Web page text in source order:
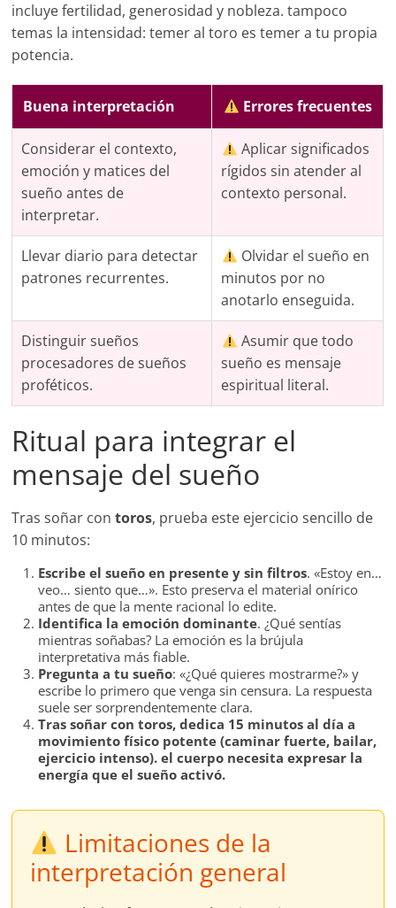
incluye fertilidad, generosidad y nobleza. tampoco
temas la intensidad: temer al toro es temer a tu propia
potencia.
Buena interpretación Errores frecuentes
Considerar el contexto,
emoción y matices del
sueño antes de
interpretar.
Aplicar significados
rígidos sin atender al
contexto personal.
Llevar diario para detectar
patrones recurrentes.
Olvidar el sueño en
minutos por no
anotarlo enseguida.
Distinguir sueños
procesadores de sueños
proféticos.
Asumir que todo
sueño es mensaje
espiritual literal.
Ritual para integrar el
mensaje del sueño
Tras soñar contoros, prueba este ejercicio sencillo de
10 minutos:
Escribe el sueño en presente y sin filtros. «Estoy en…
veo… siento que…». Esto preserva el material onírico
antes de que la mente racional lo edite.
Identifica la emoción dominante. ¿Qué sentías
mientras soñabas? La emoción es la brújula
interpretativa más fiable.
Pregunta a tu sueño: «¿Qué quieres mostrarme?» y
escribe lo primero que venga sin censura. La respuesta
suele ser sorprendentemente clara.
Tras soñar con toros, dedica 15 minutos al día a
movimiento físico potente (caminar fuerte, bailar,
ejercicio intenso). el cuerpo necesita expresar la
energía que el sueño activó.
Limitaciones de la
interpretación general